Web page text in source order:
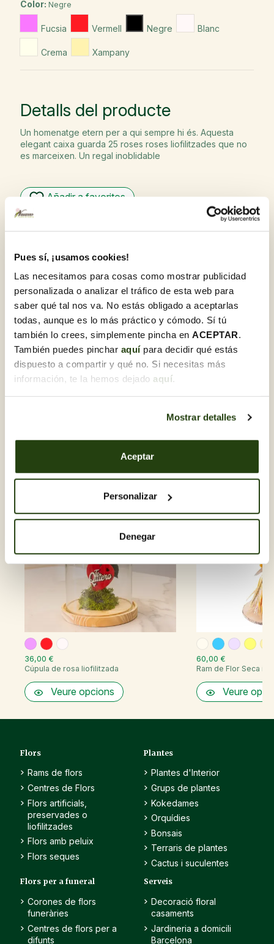
Pues sí, ¡usamos cookies!
Las necesitamos para cosas como mostrar publicidad
personalizada o analizar el tráfico de esta web para
saber qué tal nos va. No estás obligado a aceptarlas
todas, aunque es lo más práctico y cómodo. Sí tú
también lo crees, simplemente pincha en ACEPTAR.
También puedes pinchar aquípara decidir qué estás
dispuesto a compartir y qué no. Si necesitas más
información, te la hemos dejado aquí.
Mostrar detalles
Aceptar
Personalizar
Denegar
Color: Negre
Fucsia Vermell Negre Blanc
Crema Xampany
Detalls del producte
Un homenatge etern per a qui sempre hi és. Aquesta
elegant caixa guarda 25 roses roses liofilitzades que no
es marceixen. Un regal inoblidable
Añadir a favoritos
Garantia de qualitat
productes de la més alta qualitat. El nostre compromís
amb l'excel·lència es reflecteix a cada flor i planta,
seleccionades amb cura i rebudes diàriament per garantir
la seva frescor i òptim estat en arribar al seu destí.
Recull gratis a la botiga amb Click & Go
Compra en línia i tria la botiga per recollir la
comanda quan et vagi bé.
Ho necessites per a regal?
T'ho preparem juntament amb una targeta
dedicatòria. Un cop estiguis en el procés de compra,
podràs marcar aquesta opció i personalitzar-la.
artificials, preservades o
36,00 €
Cúpula de rosa liofilitzada
Veure opcions
60,00 €
Ram de Flor Seca i...
Veure
Flors
Rams de flors
Centres de Flors
Flors artificials,
preservades o
liofilitzades
Flors amb peluix
Flors seques
Plantes
Plantes d'Interior
Grups de plantes
Kokedames
Orquídies
Bonsais
Terraris de plantes
Cactus i suculentes
Flors per a funeral
Corones de flors
funeràries
Centres de flors per a
difunts
Serveis
Decoració floral
casaments
Jardineria a domicili
Barcelona